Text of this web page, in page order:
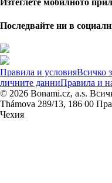
Изтеглете мобилното
Последвайте ни в
Правила и условияВсичко
личните данниПравила и
© 2026 Bonami.cz, a.s.
Thámova 289/13, 186 00
Чехия